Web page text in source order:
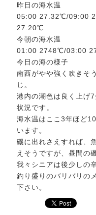
昨日の海水温
05:00 27.32℃/09:00
27.20℃
今朝の海水温
01:00 2748℃/03:00
今日の海の様子
南西がやや強く吹きそ
じ。
港内の潮色は良く上げ
状況です。
海水温はここ3年ほど
います。
磯に出れさえすれば、
えそうですが、昼間の
我々シニアは後少しの
釣り盛りのバリバリの
下さい。